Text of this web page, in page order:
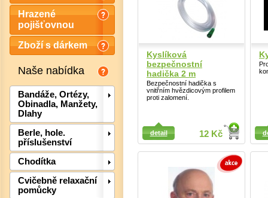
Hrazené
pojišťovnou
Zboží s dárkem
Naše nabídka
Bandáže, Ortézy,
Obinadla, Manžety,
Dlahy
Berle, hole.
příslušenství
Chodítka
Cvičebně relaxační
pomůcky
Kyslíková
bezpečnostní
hadička 2 m
Bezpečnostní hadička s
vnitřním hvězdicovým profilem
proti zalomení.
12 Kč
detail
Detail
Detail